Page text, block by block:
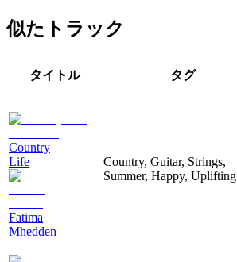
似たトラック
タイトル タグ
Country
Life
Fatima
Mhedden
Country, Guitar, Strings,
Summer, Happy, Uplifting